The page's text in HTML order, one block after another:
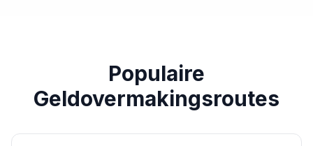
Populaire
Geldovermakingsroutes